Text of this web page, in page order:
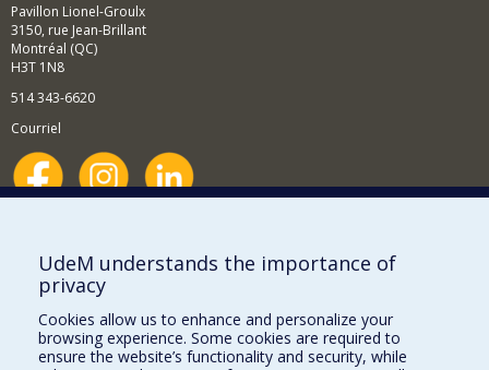
Pavillon Lionel-Groulx
3150, rue Jean-Brillant
Montréal (QC)
H3T 1N8
514 343-6620
Courriel
Comment soutenir le Département?
BESOIN D'AIDE?
Plan du site
Signaler une erreur
UdeM understands the importance of
privacy
Cookies allow us to enhance and personalize your
browsing experience. Some cookies are required to
ensure the website’s functionality and security, while